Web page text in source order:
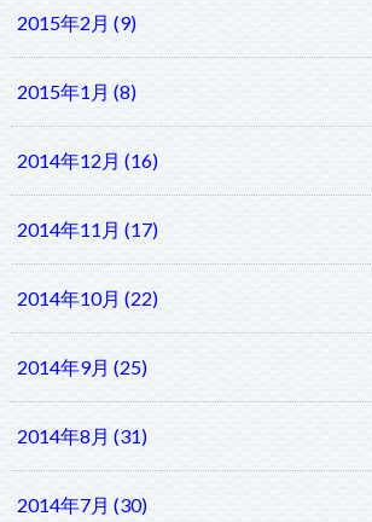
2015年2月 (9)
2015年1月 (8)
2014年12月 (16)
2014年11月 (17)
2014年10月 (22)
2014年9月 (25)
2014年8月 (31)
2014年7月 (30)